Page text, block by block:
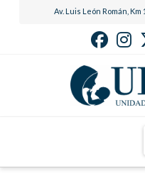
Av. Luis León Román, Km